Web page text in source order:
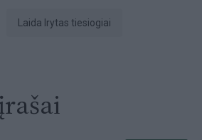
laida lrytas tiesiogiai